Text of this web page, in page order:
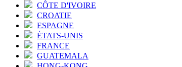
CÔTE D'IVOIRE
CROATIE
ESPAGNE
ÉTATS-UNIS
FRANCE
GUATEMALA